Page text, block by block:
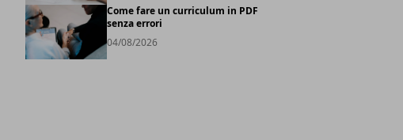
Come fare un curriculum in PDF
senza errori
04/08/2026